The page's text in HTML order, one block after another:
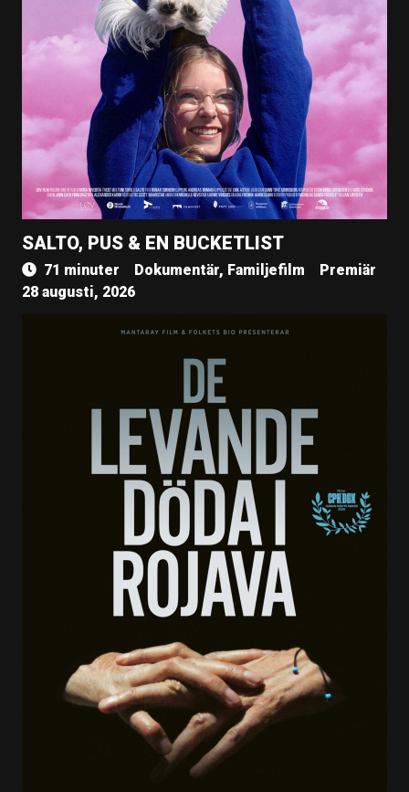
SALTO, PUS & EN BUCKETLIST
71 minuter Dokumentär, Familjefilm
Premiär
28 augusti, 2026